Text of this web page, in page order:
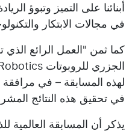
أبنائنا على التميز وتبوؤ
في مجالات الابتكار
كما ثمن "العمل الرائع الذي
لهذه المسابقة – في
في تحقيق هذه النتائج
يذكر أن المسابقة العالمية